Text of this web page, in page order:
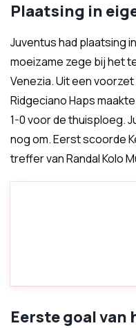
Plaatsing in
Juventus had plaatsing
moeizame zege bij het
Venezia. Uit een
Ridgeciano Haps
1-0 voor de thuisploeg.
nog om. Eerst scoorde
treffer van Randal Kolo
Eerste goal van